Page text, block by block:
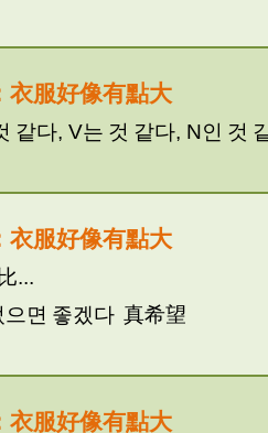
衣服好像有點大
같다, V는 것 같다, N인 것
衣服好像有點大
比...
으면 좋겠다 真希望
衣服好像有點大